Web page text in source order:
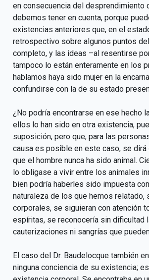
en consecuencia del desprendimiento
debemos tener en cuenta, porque
existencias anteriores que, en el
retrospectivo sobre algunos puntos
completo, y las ideas –al resentirse
tampoco lo están enteramente en los
hablamos haya sido mujer en la
confundirse con la de su estado
¿No podría encontrarse en ese hecho
ellos lo han sido en otra existencia,
suposición, pero que, para las
causa es posible en este caso, se
que el hombre nunca ha sido animal.
lo obligase a vivir entre los animales
bien podría haberles sido impuesta
naturaleza de los que hemos
corporales, se siguieran con atención
espíritas, se reconocería sin dificultad
cauterizaciones ni sangrías que
El caso del Dr. Baudelocque también
ninguna conciencia de su existencia;